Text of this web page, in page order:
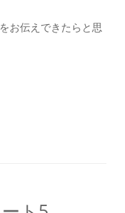
お伝えできたらと思